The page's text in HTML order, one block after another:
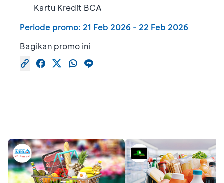
Kartu Kredit BCA
Periode promo: 21 Feb 2026 - 22 Feb 2026
Bagikan promo ini